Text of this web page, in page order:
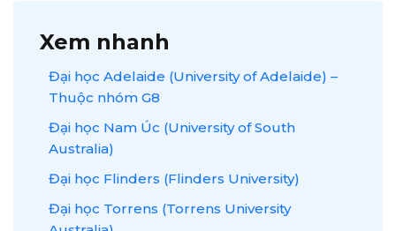
Xem nhanh
Đại học Adelaide (University of Adelaide) –
Thuộc nhóm G8
Đại học Nam Úc (University of South
Australia)
Đại học Flinders (Flinders University)
Đại học Torrens (Torrens University